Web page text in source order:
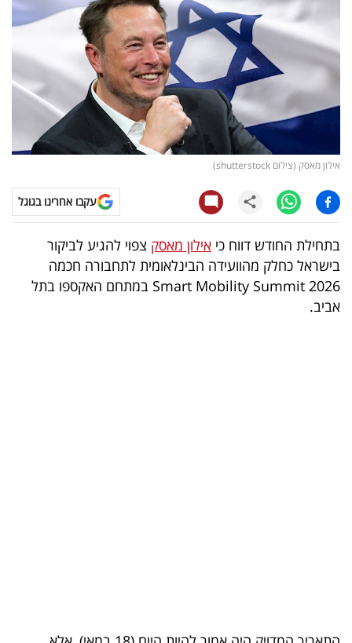
רכילות
עסקית
קריפטו
ויראלי
טלוויזיה
עסקי
ספורט
קריירה
5
אילון מאסק (צילום shutterstock)
עקבו אחרינו בגוגל
בתחילת החודש דווח כי אילון מאסק צפוי להגיע לביקור
בישראל כחלק מהוועידה הבינלאומית לתחבורה חכמה
Smart Mobility Summit 2026 במתחם האקספו בתל
אביב.